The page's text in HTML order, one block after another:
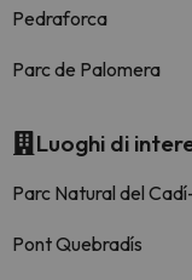
Pedraforca
Parc de Palomera
Luoghi di
Parc Natural del
Pont Quebradís